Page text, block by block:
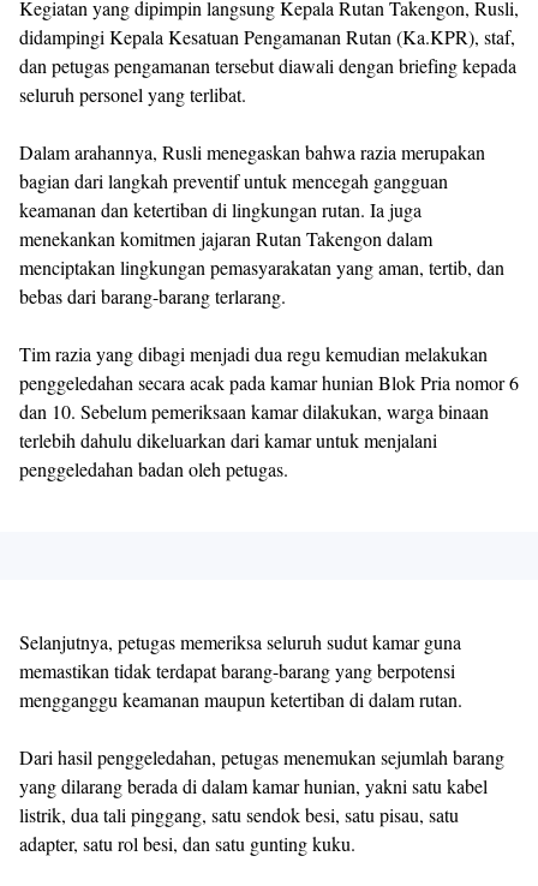
Kegiatan yang dipimpin langsung Kepala Rutan Takengon, Rusli,
didampingi Kepala Kesatuan Pengamanan Rutan (Ka.KPR), staf,
dan petugas pengamanan tersebut diawali dengan briefing kepada
seluruh personel yang terlibat.
Dalam arahannya, Rusli menegaskan bahwa razia merupakan
bagian dari langkah preventif untuk mencegah gangguan
keamanan dan ketertiban di lingkungan rutan. Ia juga
menekankan komitmen jajaran Rutan Takengon dalam
menciptakan lingkungan pemasyarakatan yang aman, tertib, dan
bebas dari barang-barang terlarang.
Tim razia yang dibagi menjadi dua regu kemudian melakukan
penggeledahan secara acak pada kamar hunian Blok Pria nomor 6
dan 10. Sebelum pemeriksaan kamar dilakukan, warga binaan
terlebih dahulu dikeluarkan dari kamar untuk menjalani
penggeledahan badan oleh petugas.
Selanjutnya, petugas memeriksa seluruh sudut kamar guna
memastikan tidak terdapat barang-barang yang berpotensi
mengganggu keamanan maupun ketertiban di dalam rutan.
Dari hasil penggeledahan, petugas menemukan sejumlah barang
yang dilarang berada di dalam kamar hunian, yakni satu kabel
listrik, dua tali pinggang, satu sendok besi, satu pisau, satu
adapter, satu rol besi, dan satu gunting kuku.